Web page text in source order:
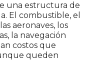
una estructura de
El combustible, el
aeronaves, los
la navegación
costos que
queden